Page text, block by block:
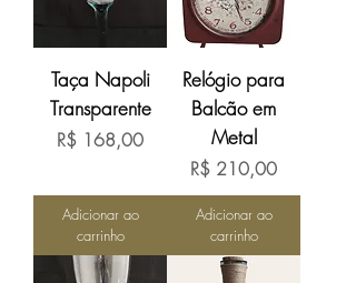
Taça Napoli
Transparente
Preço
R$ 168,00
Adicionar ao
carrinho
Relógio para
Balcão em
Metal
Preço
R$ 210,00
Adicionar ao
carrinho